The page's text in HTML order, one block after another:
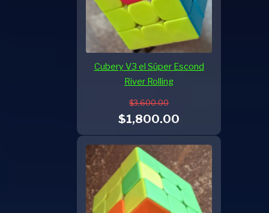
Cubery V3 el Súper Escond
River Rolling
$3,600.00
$1,800.00